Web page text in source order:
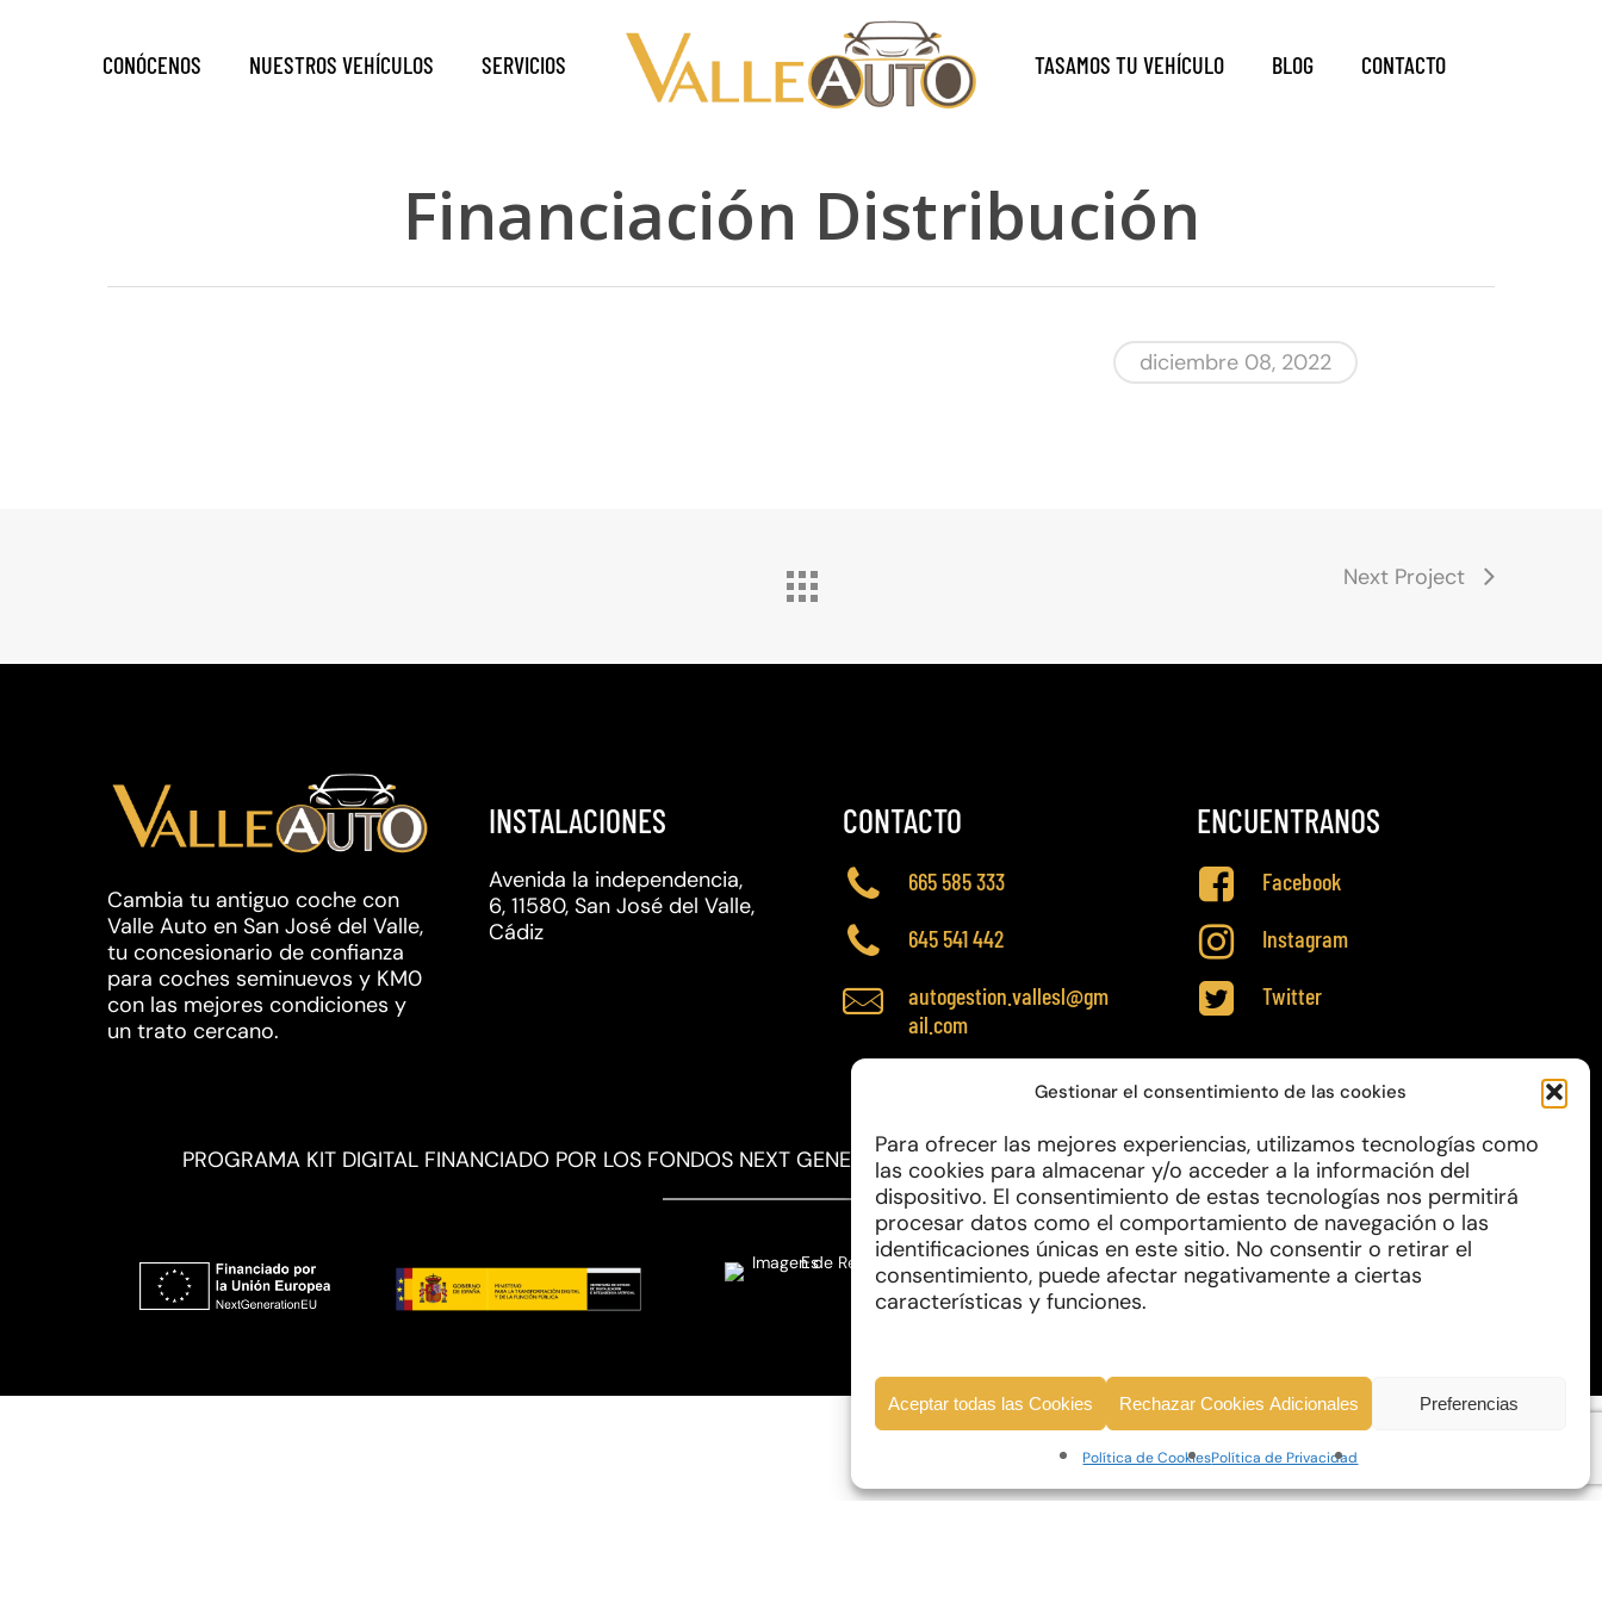
Gestionar el consentimiento de las cookies
Para ofrecer las mejores experiencias, utilizamos tecnologías como
las cookies para almacenar y/o acceder a la información del
dispositivo. El consentimiento de estas tecnologías nos permitirá
procesar datos como el comportamiento de navegación o las
identificaciones únicas en este sitio. No consentir o retirar el
consentimiento, puede afectar negativamente a ciertas
características y funciones.
Aceptar todas las Cookies Rechazar Cookies Adicionales Preferencias
Política de CookiesPolítica de Privacidad
CONÓCENOS NUESTROS VEHÍCULOS SERVICIOS TASAMOS TU VEHÍCULO BLOG CONTACTO
Financiación Distribución
diciembre 08, 2022
Next Project
Cambia tu antiguo coche con
Valle Auto en San José del Valle,
tu concesionario de confianza
para coches seminuevos y KM0
con las mejores condiciones y
un trato cercano.
INSTALACIONES
Avenida la independencia,
6, 11580, San José del Valle,
Cádiz
CONTACTO
665 585 333
645 541 442
autogestion.vallesl@gm
ail.com
ENCUENTRANOS
Facebook
Instagram
Twitter
PROGRAMA KIT DIGITAL FINANCIADO POR LOS FONDOS NEXT GENERATION DE MECANISMO DE RECUPERACIÓN Y RESILENCIA